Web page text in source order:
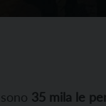
35 mila le